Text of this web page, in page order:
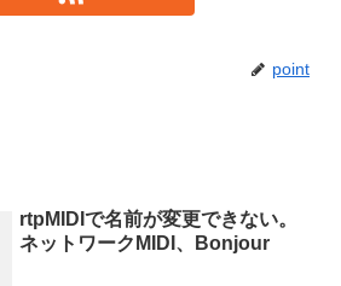
point
rtpMIDIで名前が変更できない。
ネットワークMIDI、Bonjour